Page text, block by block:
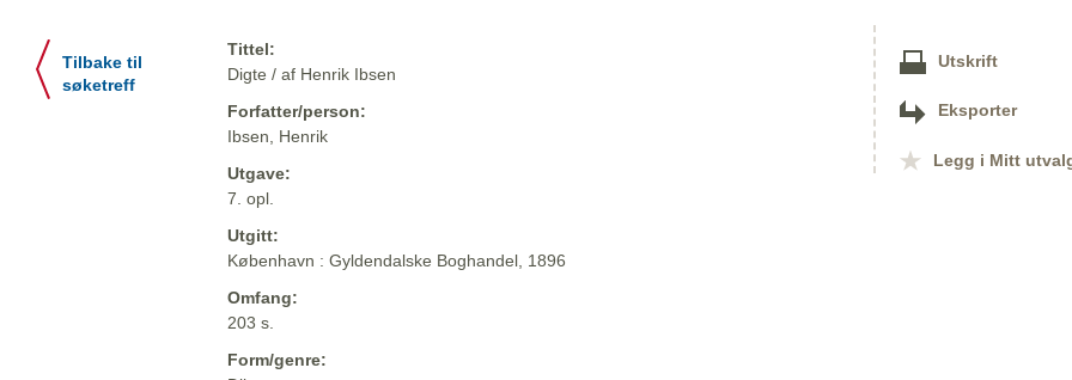
Tilbake til
søketreff
Tittel:
Digte / af Henrik Ibsen
Forfatter/person:
Ibsen, Henrik
Utgave:
7. opl.
Utgitt:
København : Gyldendalske Boghandel, 1896
Omfang:
203 s.
Form/genre:
Utskrift
Eksporter
Legg i Mitt